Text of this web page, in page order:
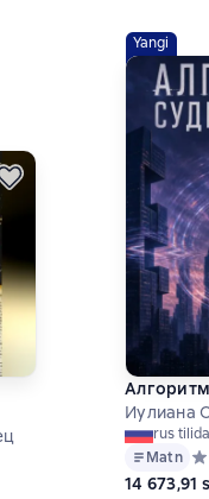
на основе 0 оценок
Yangi
Иулиана
rus tilida
Matn
14 673,91